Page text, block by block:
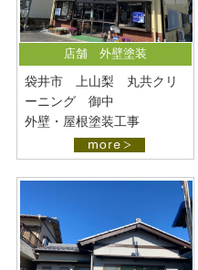
店舗 外壁塗装
袋井市 上山梨 丸共クリ
ーニング 御中
外壁・屋根塗装工事